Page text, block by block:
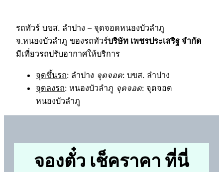
รถทัวร์ บขส. ลำปาง – จุดจอดหนองบัวลำภู
จ.หนองบัวลำภู ของรถทัวร์บริษัท เพชรประเสริฐ จำกัด
มีเที่ยวรถปรับอากาศให้บริการ
จุดขึ้นรถ: ลำปาง จุดจอด: บขส. ลำปาง
จุดลงรถ: หนองบัวลำภู จุดจอด: จุดจอด
หนองบัวลำภู
จองตั๋ว เช็คราคา ที่นี่